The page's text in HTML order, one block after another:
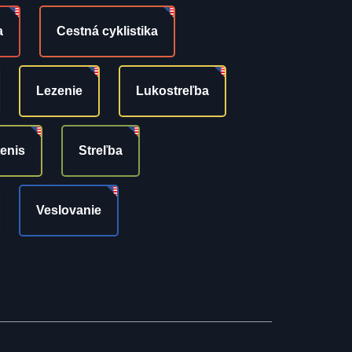
Cestná cyklistika
Lezenie Lukostreľba
Streľba
Veslovanie